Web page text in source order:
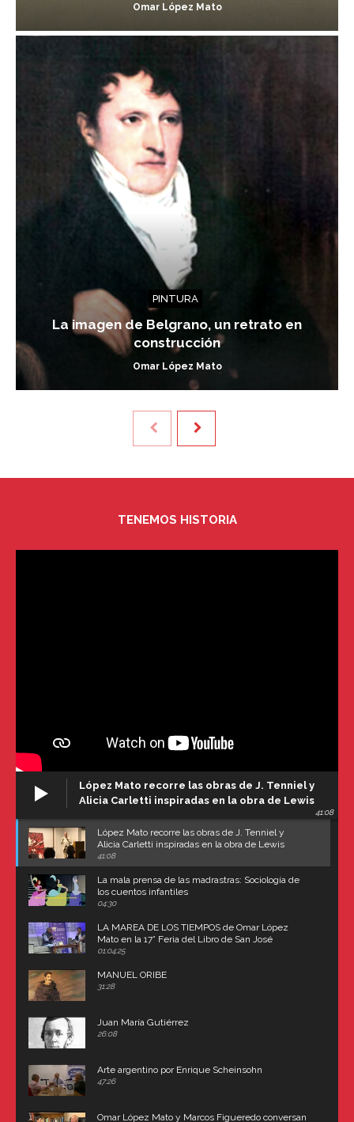
Omar López Mato
PINTURA
La imagen de Belgrano, un retrato en
construcción
Omar López Mato
TENEMOS HISTORIA
López Mato recorre las obras de J. Tenniel y
Alicia Carletti inspiradas en la obra de Lewis
41:08
López Mato recorre las obras de J. Tenniel y
Alicia Carletti inspiradas en la obra de Lewis
Carroll
41:08
La mala prensa de las madrastras: Sociología de
los cuentos infantiles
04:30
LA MAREA DE LOS TIEMPOS de Omar López
Mato en la 17° Feria del Libro de San José
(Uruguay)
01:04:25
MANUEL ORIBE
31:28
Juan María Gutiérrez
26:08
Arte argentino por Enrique Scheinsohn
47:26
Omar López Mato y Marcos Figueredo conversan